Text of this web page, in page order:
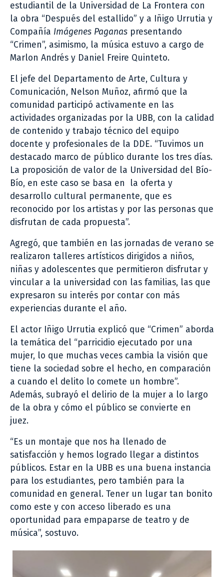
estudiantil de la Universidad de La Frontera con
la obra “Después del estallido” y a Iñigo Urrutia y
Compañía Imágenes Paganas presentando
“Crimen”, asimismo, la música estuvo a cargo de
Marlon Andrés y Daniel Freire Quinteto.
El jefe del Departamento de Arte, Cultura y
Comunicación, Nelson Muñoz, afirmó que la
comunidad participó activamente en las
actividades organizadas por la UBB, con la calidad
de contenido y trabajo técnico del equipo
docente y profesionales de la DDE. “Tuvimos un
destacado marco de público durante los tres días.
La proposición de valor de la Universidad del Bío-
Bío, en este caso se basa en la oferta y
desarrollo cultural permanente, que es
reconocido por los artistas y por las personas que
disfrutan de cada propuesta”.
Agregó, que también en las jornadas de verano se
realizaron talleres artísticos dirigidos a niños,
niñas y adolescentes que permitieron disfrutar y
vincular a la universidad con las familias, las que
expresaron su interés por contar con más
experiencias durante el año.
El actor Iñigo Urrutia explicó que “Crimen” aborda
la temática del “parricidio ejecutado por una
mujer, lo que muchas veces cambia la visión que
tiene la sociedad sobre el hecho, en comparación
a cuando el delito lo comete un hombre”.
Además, subrayó el delirio de la mujer a lo largo
de la obra y cómo el público se convierte en
juez.
“Es un montaje que nos ha llenado de
satisfacción y hemos logrado llegar a distintos
públicos. Estar en la UBB es una buena instancia
para los estudiantes, pero también para la
comunidad en general. Tener un lugar tan bonito
como este y con acceso liberado es una
oportunidad para empaparse de teatro y de
música”, sostuvo.